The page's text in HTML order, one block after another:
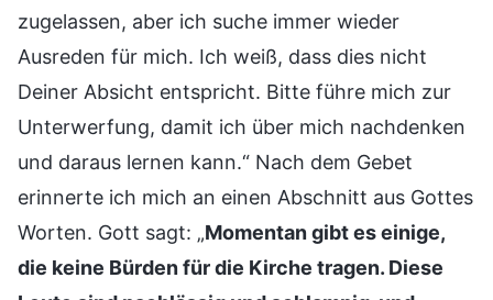
zugelassen, aber ich suche immer wieder
Ausreden für mich. Ich weiß, dass dies nicht
Deiner Absicht entspricht. Bitte führe mich zur
Unterwerfung, damit ich über mich nachdenken
und daraus lernen kann.“ Nach dem Gebet
erinnerte ich mich an einen Abschnitt aus Gottes
Worten. Gott sagt: „Momentan gibt es einige,
die keine Bürden für die Kirche tragen. Diese